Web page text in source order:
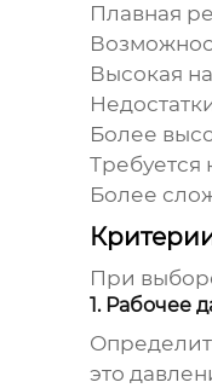
Плавная
Высокая
Более
Более
При
1. Рабочее
это